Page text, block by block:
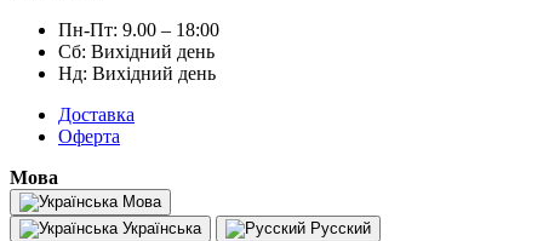
Пн-Пт: 9.00 – 18:00
Сб: Вихідний день
Нд: Вихідний день
Доставка
Оферта
Мова
Мова
Українська
Русский